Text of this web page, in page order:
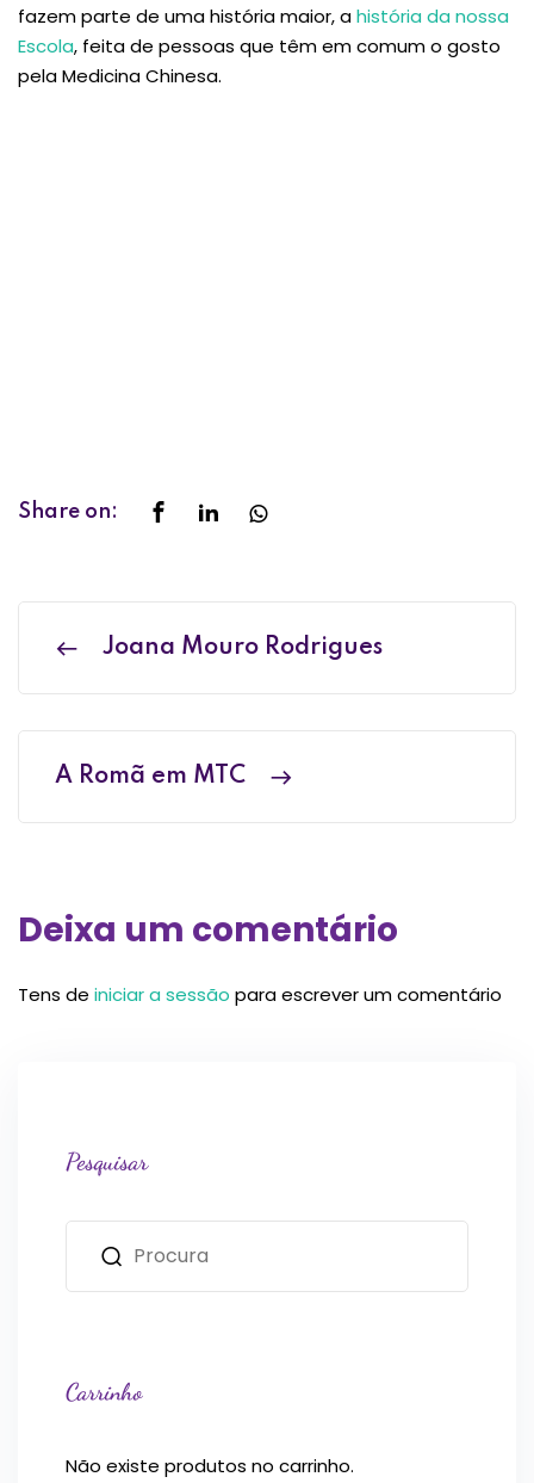
fazem parte de uma história maior, ahistória da nossa
Escola, feita de pessoas que têm em comum o gosto
pela Medicina Chinesa.
Share on:
Joana Mouro Rodrigues
A Romã em MTC
Deixa um comentário
Tens de iniciar a sessão para escrever um comentário
Pesquisar
Carrinho
Não existe produtos no carrinho.